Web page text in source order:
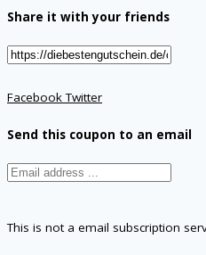
Share it with your friends
FacebookTwitter
Send this coupon to an email
This is not a email subscription